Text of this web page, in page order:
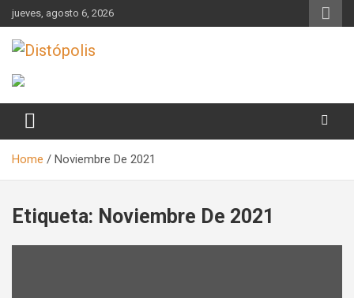
Skip
to
content
jueves, agosto 6, 2026
Distópolis
Home Noviembre De 2021
Etiqueta: Noviembre De 2021